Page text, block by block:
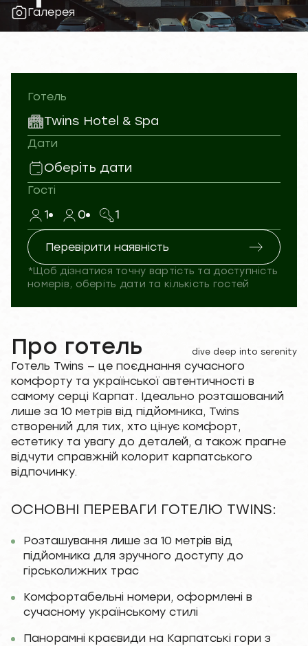
Галерея
dive deep into serenity
Про готель
Готель Twins — це поєднання сучасного
комфорту та української автентичності в
самому серці Карпат. Ідеально розташований
лише за 10 метрів від підйомника, Twins
створений для тих, хто цінує комфорт,
естетику та увагу до деталей, а також прагне
відчути справжній колорит карпатського
відпочинку.
ОСНОВНІ ПЕРЕВАГИ ГОТЕЛЮ TWINS:
Розташування лише за 10 метрів від
підйомника для зручного доступу до
гірськолижних трас
Комфортабельні номери, оформлені в
сучасному українському стилі
Панорамні краєвиди на Карпатські гори з
Готель
Twins Hotel & Spa
Дати
Оберіть дати
Гості
1 0 1
Перевірити наявність
*Щоб дізнатися точну вартість та доступність
номерів, оберіть дати та кількість гостей